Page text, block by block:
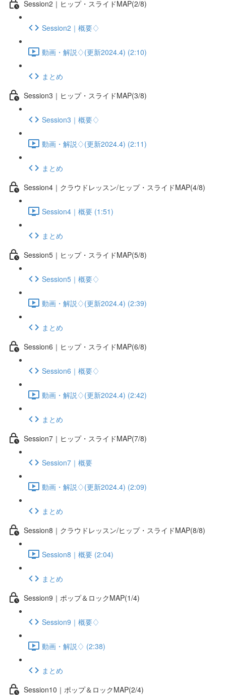
Session2｜ヒップ・スライドMAP(2/8)
Session2｜概要♢
動画・解説♢(更新2024.4) (2:10)
まとめ
Session3｜ヒップ・スライドMAP(3/8)
Session3｜概要♢
動画・解説♢(更新2024.4) (2:11)
まとめ
Session4｜クラウドレッスン/ヒップ・スライドMAP(4/8)
Session4｜概要 (1:51)
まとめ
Session5｜ヒップ・スライドMAP(5/8)
Session5｜概要♢
動画・解説♢(更新2024.4) (2:39)
まとめ
Session6｜ヒップ・スライドMAP(6/8)
Session6｜概要♢
動画・解説♢(更新2024.4) (2:42)
まとめ
Session7｜ヒップ・スライドMAP(7/8)
Session7｜概要
動画・解説♢(更新2024.4) (2:09)
まとめ
Session8｜クラウドレッスン/ヒップ・スライドMAP(8/8)
Session8｜概要 (2:04)
まとめ
Session9｜ポップ＆ロックMAP(1/4)
Session9｜概要♢
動画・解説♢ (2:38)
まとめ
Session10｜ポップ＆ロックMAP(2/4)